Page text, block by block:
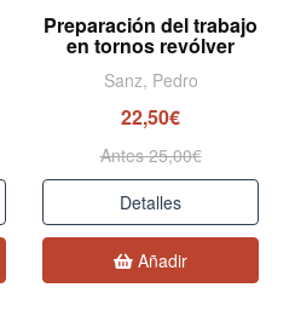
Preparación del trabajo
en tornos revólver
Sanz, Pedro
22,50€
Antes 25,00€
Detalles
Añadir